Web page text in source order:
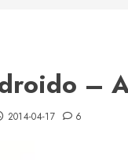
–
2014-04-17 6